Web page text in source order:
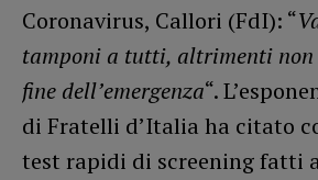
Coronavirus, Callori (FdI): “
tamponi a tutti, altrimenti
fine dell’emergenza“.
di Fratelli d’Italia ha citato
test rapidi di screening fatti